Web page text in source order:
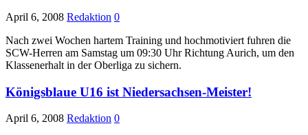
April 6, 2008 Redaktion 0
Nach zwei Wochen hartem Training und hochmotiviert fuhren die
SCW-Herren am Samstag um 09:30 Uhr Richtung Aurich, um den
Klassenerhalt in der Oberliga zu sichern.
Königsblaue U16 ist Niedersachsen-Meister!
April 6, 2008 Redaktion 0